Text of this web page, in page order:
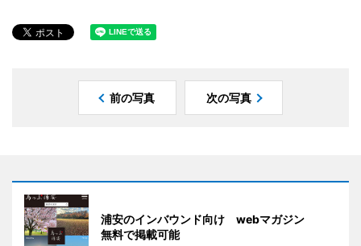
前の写真 次の写真
浦安のインバウンド向け webマガジン
無料で掲載可能